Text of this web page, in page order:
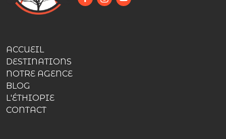
ACCUEIL
DESTINATIONS
NOTRE AGENCE
BLOG
L'ÉTHIOPIE
CONTACT